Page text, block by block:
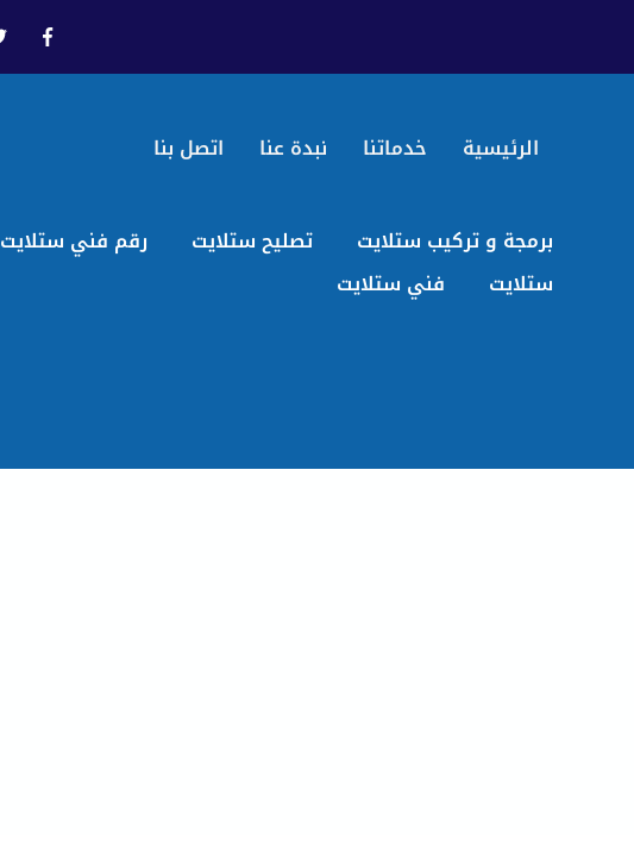
الرئيسية خدماتنا نبدة عنا اتصل بنا
برمجة و تركيب ستلايت تصليح ستلايت
رقم فني ستلايت
ستلايت
فني ستلايت